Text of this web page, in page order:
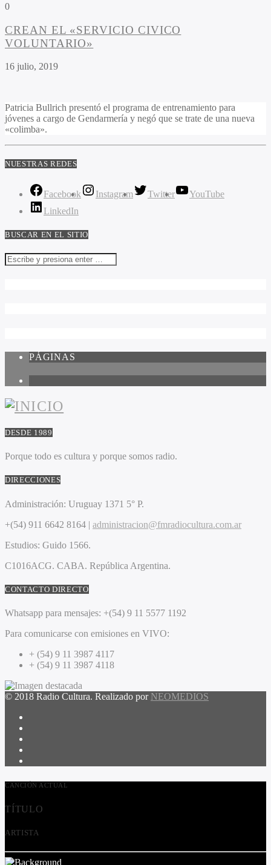
0
CREAN EL «SERVICIO CIVICO
VOLUNTARIO»
16 julio, 2019
Patricia Bullrich presentó el programa de entrenamiento para
jóvenes a cargo de Gendarmería y negó que se trate de una nueva
«colimba».
NUESTRAS REDES
Facebook Instagram Twitter
YouTube
LinkedIn
BUSCAR EN EL SITIO
PÁGINAS
DESDE 1989
Porque todo es cultura y porque somos radio.
DIRECCIONES
Administración: Uruguay 1371 5° P.
+(54) 911 6642 8164 | administracion@fmradiocultura.com.ar
Estudios: Guido 1566.
C1016ACG. CABA. República Argentina.
CONTACTO DIRECTO
Whatsapp para mensajes: +(54) 9 11 5577 1192
Para comunicarse con emisiones en VIVO:
+ (54) 9 11 3987 4117
+ (54) 9 11 3987 4118
© 2018 Radio Cultura. Realizado por NEOMEDIOS
CANCIÓN ACTUAL
TÍTULO
ARTISTA